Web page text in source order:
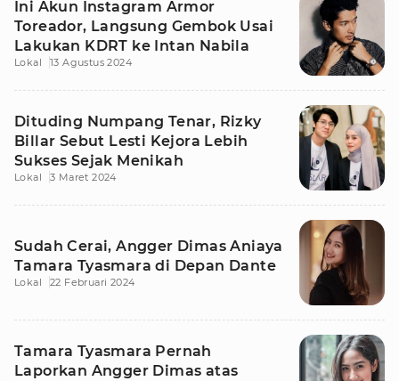
Ini Akun Instagram Armor
Toreador, Langsung Gembok Usai
Lakukan KDRT ke Intan Nabila
Lokal 13 Agustus 2024
Dituding Numpang Tenar, Rizky
Billar Sebut Lesti Kejora Lebih
Sukses Sejak Menikah
Lokal 3 Maret 2024
Sudah Cerai, Angger Dimas Aniaya
Tamara Tyasmara di Depan Dante
Lokal 22 Februari 2024
Tamara Tyasmara Pernah
Laporkan Angger Dimas atas